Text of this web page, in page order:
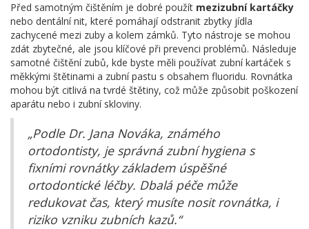
Před samotným čištěním je dobré použít mezizubní kartáčky
nebo dentální nit, které pomáhají odstranit zbytky jídla
zachycené mezi zuby a kolem zámků. Tyto nástroje se mohou
zdát zbytečné, ale jsou klíčové při prevenci problémů. Následuje
samotné čištění zubů, kde byste měli používat zubní kartáček s
měkkými štětinami a zubní pastu s obsahem fluoridu. Rovnátka
mohou být citlivá na tvrdé štětiny, což může způsobit poškození
aparátu nebo i zubní skloviny.
„Podle Dr. Jana Nováka, známého
ortodontisty, je správná zubní hygiena s
fixními rovnátky základem úspěšné
ortodontické léčby. Dbalá péče může
redukovat čas, který musíte nosit rovnátka, i
riziko vzniku zubních kazů.“